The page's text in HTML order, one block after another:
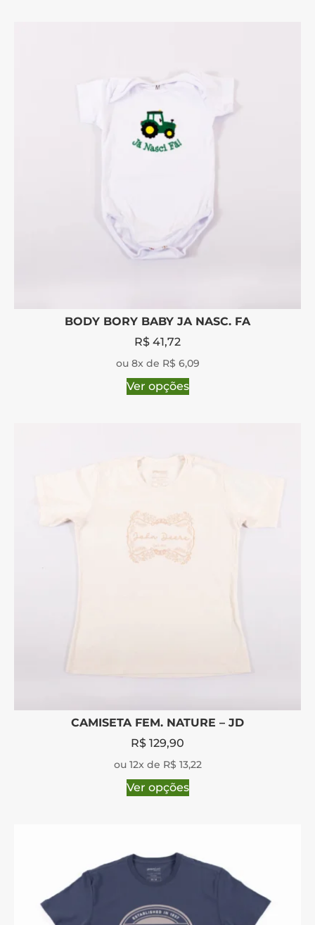
BODY BORY BABY JA NASC. FA
R$ 41,72
ou 8x de R$ 6,09
Ver opções
CAMISETA FEM. NATURE – JD
R$ 129,90
ou 12x de R$ 13,22
Ver opções